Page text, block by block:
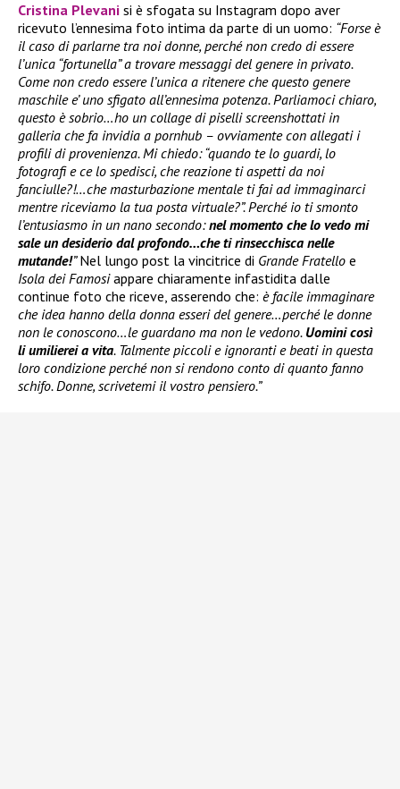
Cristina Plevani si è sfogata su Instagram dopo aver
ricevuto l’ennesima foto intima da parte di un uomo: “Forse è
il caso di parlarne tra noi donne, perché non credo di essere
l’unica “fortunella” a trovare messaggi del genere in privato.
Come non credo essere l’unica a ritenere che questo genere
maschile e’ uno sfigato all’ennesima potenza. Parliamoci chiaro,
questo è sobrio…ho un collage di piselli screenshottati in
galleria che fa invidia a pornhub – ovviamente con allegati i
profili di provenienza. Mi chiedo: “quando te lo guardi, lo
fotografi e ce lo spedisci, che reazione ti aspetti da noi
fanciulle?!…che masturbazione mentale ti fai ad immaginarci
mentre riceviamo la tua posta virtuale?”. Perché io ti smonto
l’entusiasmo in un nano secondo:nel momento che lo vedo mi
sale un desiderio dal profondo…che ti rinsecchisca nelle
mutande!”Nel lungo post la vincitrice di Grande Fratello e
Isola dei Famosiappare chiaramente infastidita dalle
continue foto che riceve, asserendo che: è facile immaginare
che idea hanno della donna esseri del genere…perché le donne
non le conoscono…le guardano ma non le vedono. Uomini così
li umilierei a vita. Talmente piccoli e ignoranti e beati in questa
loro condizione perché non si rendono conto di quanto fanno
schifo. Donne, scrivetemi il vostro pensiero.”